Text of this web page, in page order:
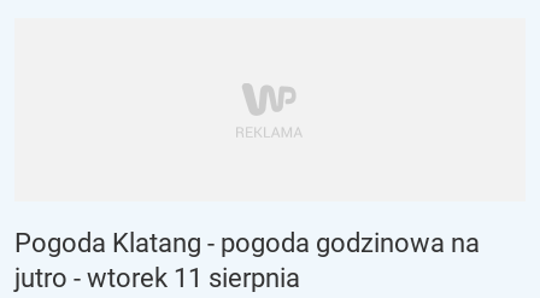
Pogoda Klatang - pogoda godzinowa na
jutro - wtorek 11 sierpnia